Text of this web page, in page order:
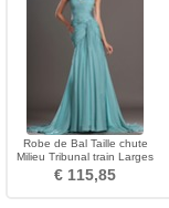
Robe de Bal Taille chute
Milieu Tribunal train Larges
Bretelles
€ 115,85